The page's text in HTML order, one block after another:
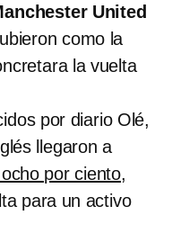
United
como la
la vuelta
por diario Olé,
llegaron a
por ciento,
para un activo